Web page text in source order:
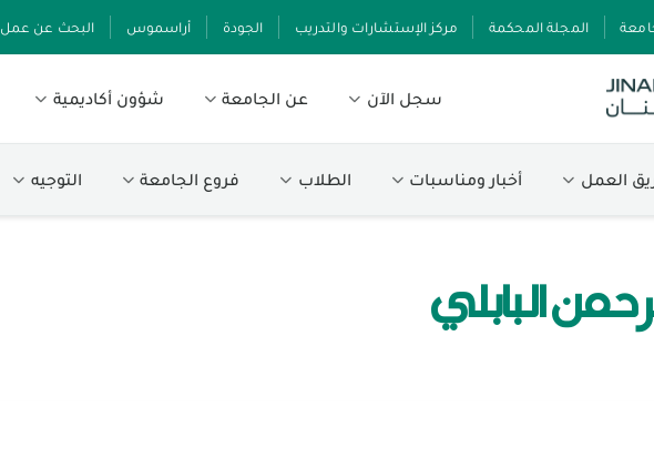
المجلة المحكمة مركز الإستشارات والتدريب الجودة أراسموس البحث عن عمل
سجل الآن عن الجامعة شؤون أكاديمية
العمل أخبار ومناسبات الطلاب فروع الجامعة التوجيه
البابلي